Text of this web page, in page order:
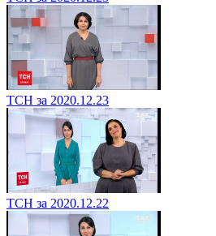
ТСН за 2020.12.23
ТСН за 2020.12.22